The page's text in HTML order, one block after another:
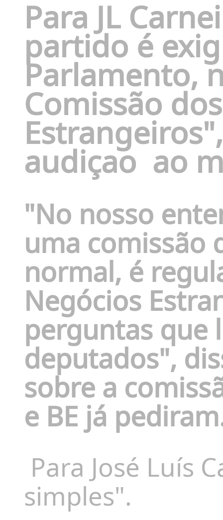
Para JL
partido é
Parlamento,
Comissão
Estrangeiros"
audiçao ao
"No nosso
uma comissão
normal, é
Negócios
perguntas que
deputados",
sobre a
e BE já
Para José Luís
simples".